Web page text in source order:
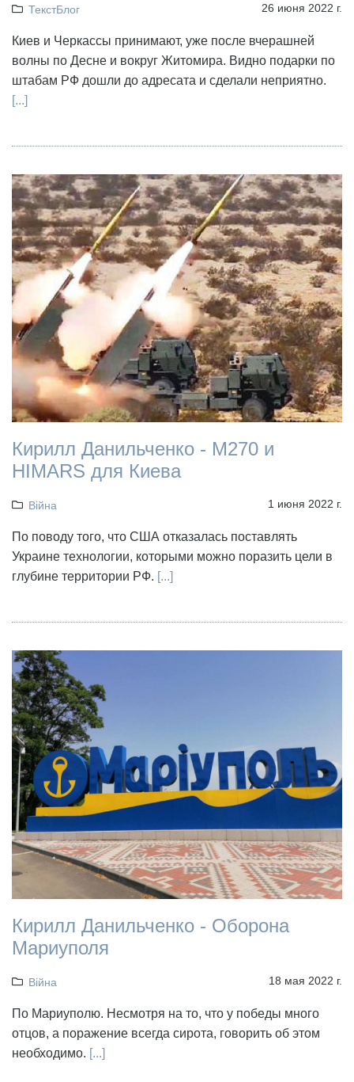
ТекстБлог 26 июня 2022 г.
Киев и Черкассы принимают, уже после вчерашней
волны по Десне и вокруг Житомира. Видно подарки по
штабам РФ дошли до адресата и сделали неприятно.
[...]
Кирилл Данильченко - M270 и
HIMARS для Киева
Війна 1 июня 2022 г.
По поводу того, что США отказалась поставлять
Украине технологии, которыми можно поразить цели в
глубине территории РФ. [...]
Кирилл Данильченко - Оборона
Мариуполя
Війна 18 мая 2022 г.
По Мариуполю. Несмотря на то, что у победы много
отцов, а поражение всегда сирота, говорить об этом
необходимо. [...]